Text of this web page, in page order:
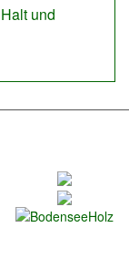
und